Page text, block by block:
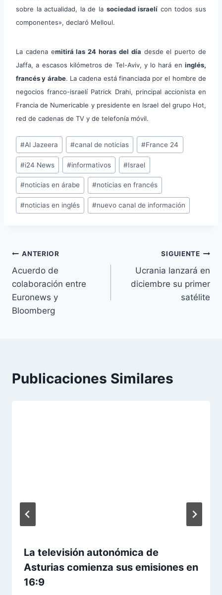
sobre la actualidad, la de la sociedad israelí con todos sus
componentes», declaró Melloul.
La cadena emitirá las 24 horas del día desde el puerto de
Jaffa, a escasos kilómetros de Tel-Aviv, y lo hará en inglés,
francés y árabe. La cadena está financiada por el hombre de
negocios franco-israelí Patrick Drahi, principal accionista en
Francia de Numericable y presidente en Israel del grupo Hot,
red de cadenas de TV y de telefonía móvil.
Etiquetas
de
la
entrada:
#Al Jazeera #canal de noticias #France 24
#i24 News #informativos #Israel
#noticias en árabe #noticias en francés
#noticias en inglés #nuevo canal de información
Navegación
de
entradas
ANTERIOR
Acuerdo de
colaboración entre
Euronews y
Bloomberg
SIGUIENTE
Ucrania lanzará en
diciembre su primer
satélite
Publicaciones Similares
La televisión autonómica de
Asturias comienza sus emisiones en
16:9